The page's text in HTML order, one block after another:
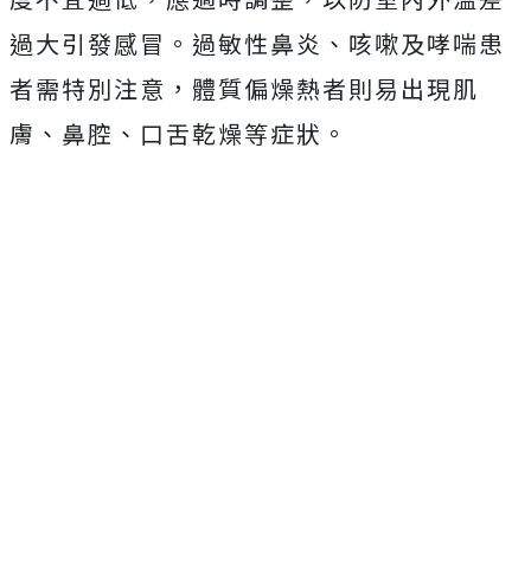
過大引發感冒。過敏性鼻炎、咳嗽及哮喘患
者需特別注意，體質偏燥熱者則易出現肌
膚、鼻腔、口舌乾燥等症狀。